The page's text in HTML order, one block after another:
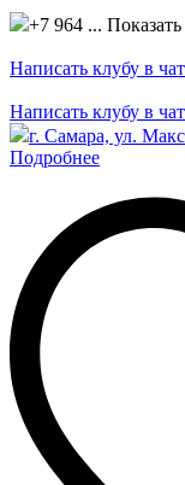
+7 964 ...
Написать клубу в чат
Написать клубу в чат
г. Самара, ул.
Подробнее